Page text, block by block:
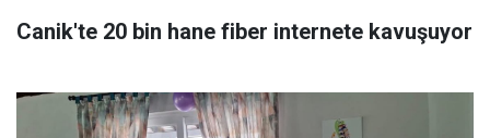
Canik'te 20 bin hane fiber internete kavuşuyor